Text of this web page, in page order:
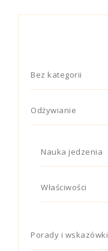
Bez kategorii
Odżywianie
Nauka jedzenia
Właściwości
Porady i wskazówki